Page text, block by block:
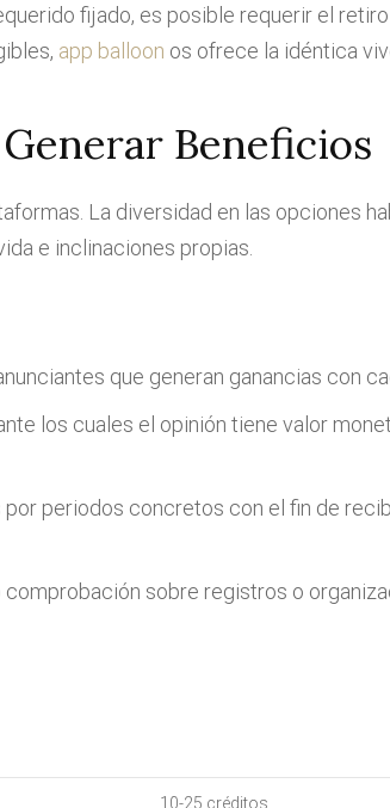
fijado, es posible requerir el retiro
app balloon os ofrece la idéntica
Beneficios
La diversidad en las opciones
e inclinaciones propias.
que generan ganancias con
los cuales el opinión tiene valor
por periodos concretos con el fin de
sobre registros o
10-25 créditos